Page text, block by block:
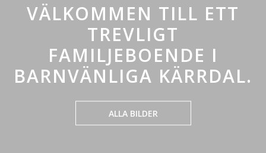
VÄLKOMMEN TILL ETT
TREVLIGT
FAMILJEBOENDE I
BARNVÄNLIGA KÄRRDAL.
ALLA BILDER